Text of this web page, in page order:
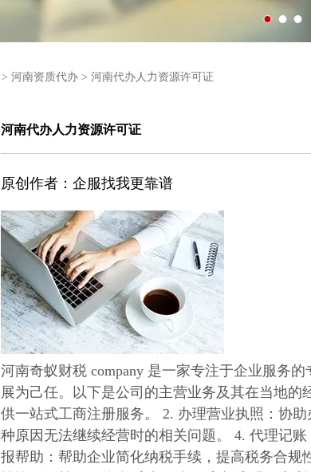
> 河南资质代办> 河南代办人力资源许可证
河南代办人力资源许可证
原创作者：企服找我更靠谱
河南奇蚁财税 company 是一家专注于企业服务
展为己任。以下是公司的主营业务及其在当地
供一站式工商注册服务。 2. 办理营业执照：协
种原因无法继续经营时的相关问题。 4. 代理记
报帮助：帮助企业简化纳税手续，提高税务合